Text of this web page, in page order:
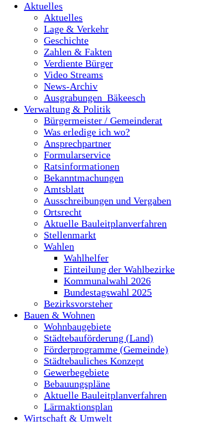
Aktuelles
Aktuelles
Lage & Verkehr
Geschichte
Zahlen & Fakten
Verdiente Bürger
Video Streams
News-Archiv
Ausgrabungen_Bäkeesch
Verwaltung & Politik
Bürgermeister / Gemeinderat
Was erledige ich wo?
Ansprechpartner
Formularservice
Ratsinformationen
Bekanntmachungen
Amtsblatt
Ausschreibungen und Vergaben
Ortsrecht
Aktuelle Bauleitplanverfahren
Stellenmarkt
Wahlen
Wahlhelfer
Einteilung der Wahlbezirke
Kommunalwahl 2026
Bundestagswahl 2025
Bezirksvorsteher
Bauen & Wohnen
Wohnbaugebiete
Städtebauförderung (Land)
Förderprogramme (Gemeinde)
Städtebauliches Konzept
Gewerbegebiete
Bebauungspläne
Aktuelle Bauleitplanverfahren
Lärmaktionsplan
Wirtschaft & Umwelt